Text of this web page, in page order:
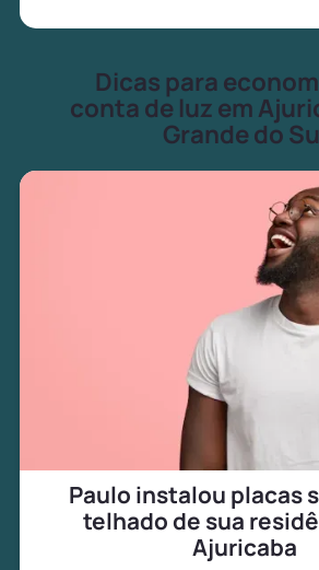
Dicas para
conta de luz em
Grande do
Paulo instalou placas
telhado de sua
Ajuricaba